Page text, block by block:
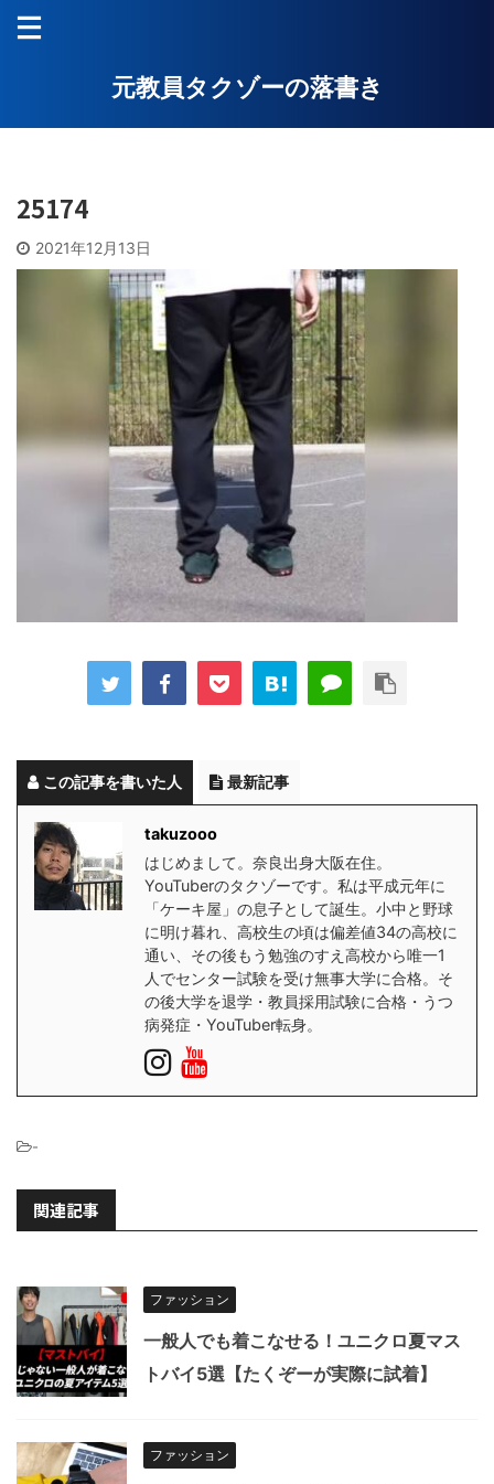
元教員タクゾーの落書き
25174
2021年12月13日
この記事を書いた人 最新記事
takuzooo
はじめまして。奈良出身大阪在住。
YouTuberのタクゾーです。私は平成元年に
「ケーキ屋」の息子として誕生。小中と野球
に明け暮れ、高校生の頃は偏差値34の高校に
通い、その後もう勉強のすえ高校から唯一1
人でセンター試験を受け無事大学に合格。そ
の後大学を退学・教員採用試験に合格・うつ
病発症・YouTuber転身。
-
関連記事
ファッション
一般人でも着こなせる！ユニクロ夏マス
トバイ5選【たくぞーが実際に試着】
ファッション